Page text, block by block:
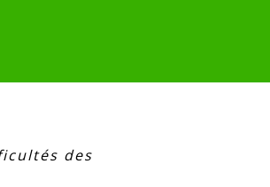
des